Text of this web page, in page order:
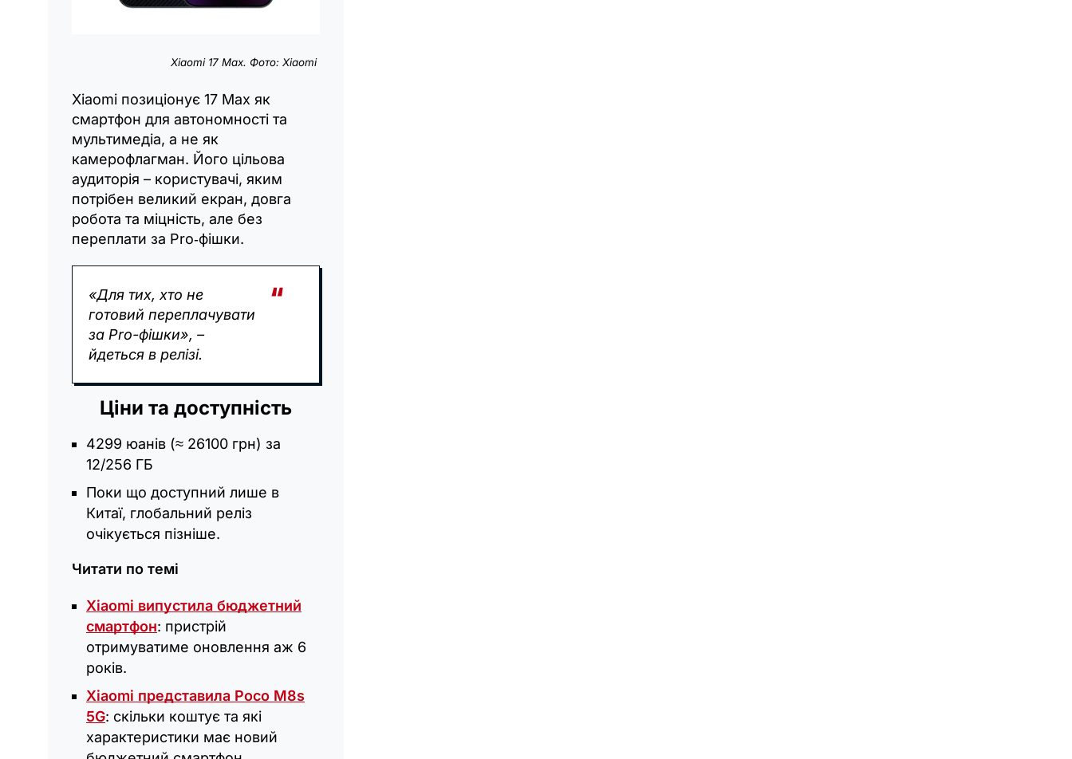
Xiaomi 17 Max. Фото: Xiaomi
Xiaomi позиціонує 17 Max як
смартфон для автономності та
мультимедіа, а не як
камерофлагман. Його цільова
аудиторія – користувачі, яким
потрібен великий екран, довга
робота та міцність, але без
переплати за Pro‑фішки.
«Для тих, хто не
готовий переплачувати
за Pro-фішки», –
йдеться в релізі.
Ціни та доступність
4299 юанів (≈ 26100 грн) за
12/256 ГБ
Поки що доступний лише в
Китаї, глобальний реліз
очікується пізніше.
Читати по темі
Xiaomi випустила бюджетний
смартфон: пристрій
отримуватиме оновлення аж 6
років.
Xiaomi представила Poco M8s
5G: скільки коштує та які
характеристики має новий